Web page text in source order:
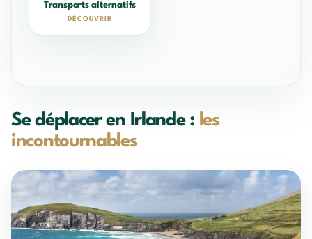
Transports alternatifs
DÉCOUVRIR
Se déplacer en Irlande : les
incontournables